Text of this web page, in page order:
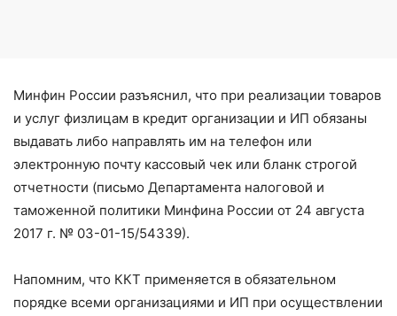
Минфин России разъяснил, что при реализации товаров
и услуг физлицам в кредит организации и ИП обязаны
выдавать либо направлять им на телефон или
электронную почту кассовый чек или бланк строгой
отчетности (письмо Департамента налоговой и
таможенной политики Минфина России от 24 августа
2017 г. № 03-01-15/54339).
Напомним, что ККТ применяется в обязательном
порядке всеми организациями и ИП при осуществлении